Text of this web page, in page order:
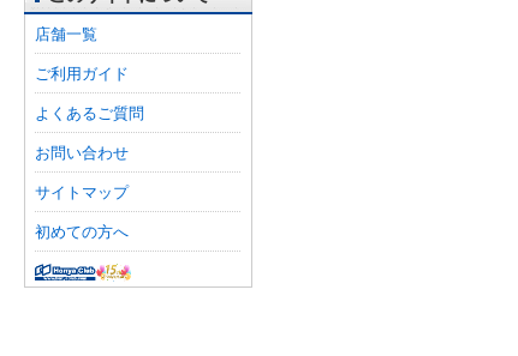
店舗一覧
ご利用ガイド
よくあるご質問
お問い合わせ
サイトマップ
初めての方へ